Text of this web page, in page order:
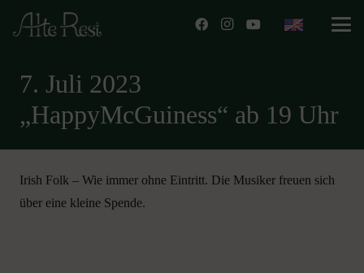
7. Juli 2023
„HappyMcGuiness“ ab 19 Uhr
Irish Folk – Wie immer ohne Eintritt. Die Musiker freuen sich
über eine kleine Spende.